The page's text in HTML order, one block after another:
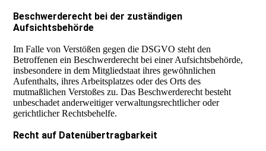
Beschwerderecht bei der zuständigen
Aufsichtsbehörde
Im Falle von Verstößen gegen die DSGVO steht den
Betroffenen ein Beschwerderecht bei einer Aufsichtsbehörde,
insbesondere in dem Mitgliedstaat ihres gewöhnlichen
Aufenthalts, ihres Arbeitsplatzes oder des Orts des
mutmaßlichen Verstoßes zu. Das Beschwerderecht besteht
unbeschadet anderweitiger verwaltungsrechtlicher oder
gerichtlicher Rechtsbehelfe.
Recht auf Datenübertragbarkeit